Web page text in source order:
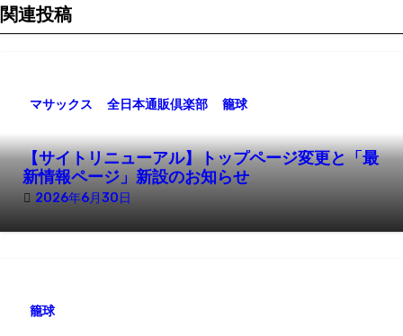
ー
ョ
ン
関連投稿
マサックス 全日本通販倶楽部 籠球
【サイトリニューアル】トップページ変更と「最
新情報ページ」新設のお知らせ
2026年6月30日
籠球